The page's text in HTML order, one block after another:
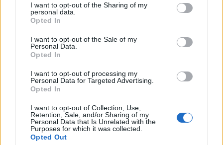
not limited to your visit or usage behaviour. You may click to
grant or deny consent to Google and its third-party tags to
use your data for below specified purposes in below Google
consent section.
I want to opt-out of the Sharing of my
personal data.
Opted In
I want to opt-out of the Sale of my
Personal Data.
Opted In
I want to opt-out of processing my
Personal Data for Targeted Advertising.
Opted In
I want to opt-out of Collection, Use,
Retention, Sale, and/or Sharing of my
Personal Data that Is Unrelated with the
Purposes for which it was collected.
Opted Out